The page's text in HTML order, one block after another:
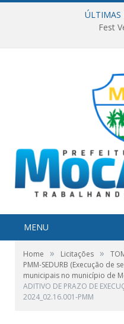
ÚLTIMAS
Fest
MENU
Home » Licitações »
PMM-SEDURB (Execução de
municipais no município de
ADITIVO DE PRAZO DE
2024_02.16.001-PMM